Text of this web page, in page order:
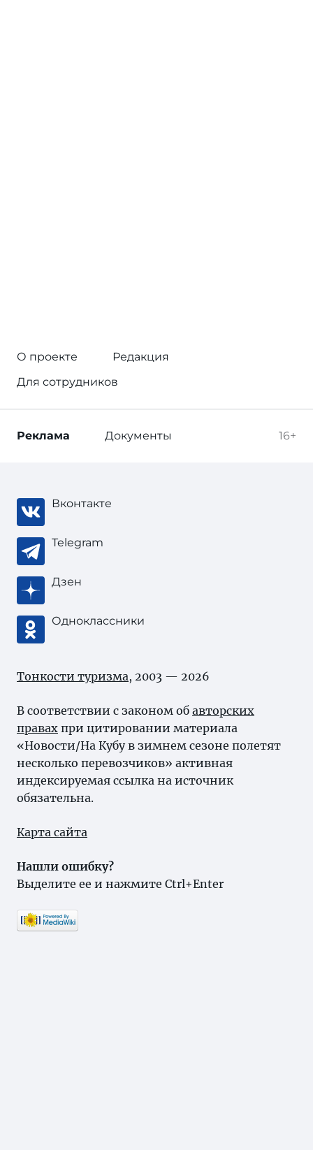
О проекте
Редакция
Для сотрудников
16+
Реклама Документы
Вконтакте
Telegram
Дзен
Одноклассники
Тонкости туризма, 2003 — 2026
В соответствии с законом об авторских
правах при цитировании материала
«Новости/На Кубу в зимнем сезоне полетят
несколько перевозчиков» активная
индексируемая ссылка на источник
обязательна.
Карта сайта
Нашли ошибку?
Выделите ее и нажмите Ctrl+Enter